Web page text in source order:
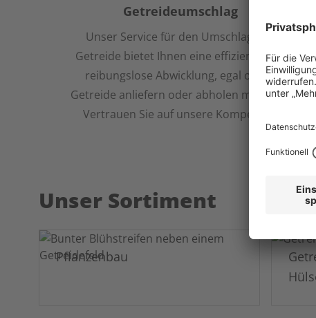
Getreideumschlag
Unser Service für den Umschlag von
Getreide bietet Ihnen eine effiziente und
reibungslose Abwicklung, egal ob Sie
Getreide anliefern oder abholen möchten.
Vertrauen Sie auf unsere Kompetenz!
Unser Sortiment
Pflanzenbau